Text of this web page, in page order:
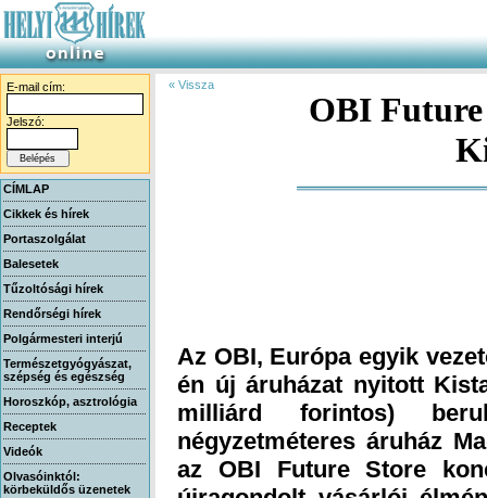
E-mail cím:
Jelszó:
CÍMLAP
Cikkek és hírek
Portaszolgálat
Balesetek
Tűzoltósági hírek
Rendőrségi hírek
Polgármesteri interjú
Természetgyógyászat,
szépség és egészség
Horoszkóp, asztrológia
Receptek
Videók
Olvasóinktól:
körbeküldős üzenetek
« Vissza
OBI
Az OBI, Európa egyik
én új áruházat nyitott
milliárd forintos)
négyzetméteres áruház
az OBI Future Store
újragondolt vásárlói
otthontervezési
építőanyag központtal